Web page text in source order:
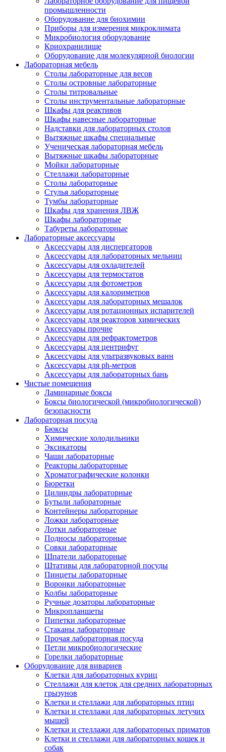
промышленности
Оборудование для биохимии
Приборы для измерения микроклимата
Микробиология оборудование
Криохранилище
Оборудование для молекулярной биологии
Лабораторная мебель
Столы лабораторные для весов
Столы островные лабораторные
Столы титровальные
Столы инструментальные лабораторные
Шкафы для реактивов
Шкафы навесные лабораторные
Надставки для лабораторных столов
Вытяжные шкафы специальные
Ученическая лабораторная мебель
Вытяжные шкафы лабораторные
Мойки лабораторные
Стеллажи лабораторные
Столы лабораторные
Стулья лабораторные
Тумбы лабораторные
Шкафы для хранения ЛВЖ
Шкафы лабораторные
Табуреты лабораторные
Лабораторные аксессуары
Аксессуары для диспергаторов
Аксессуары для лабораторных мельниц
Аксессуары для охладителей
Аксессуары для термостатов
Аксессуары для фотометров
Аксессуары для калориметров
Аксессуары для лабораторных мешалок
Аксессуары для ротационных испарителей
Аксессуары для реакторов химических
Аксессуары прочие
Аксессуары для рефрактометров
Аксессуары для центрифуг
Аксессуары для ультразвуковых ванн
Аксессуары для ph-метров
Аксессуары для лабораторных бань
Чистые помещения
Ламинарные боксы
Боксы биологической (микробиологической)
безопасности
Лабораторная посуда
Бюксы
Химические холодильники
Эксикаторы
Чаши лабораторные
Реакторы лабораторные
Хроматографические колонки
Бюретки
Цилиндры лабораторные
Бутыли лабораторные
Контейнеры лабораторные
Ложки лабораторные
Лотки лабораторные
Подносы лабораторные
Совки лабораторные
Шпатели лабораторные
Штативы для лабораторной посуды
Пинцеты лабораторные
Воронки лабораторные
Колбы лабораторные
Ручные дозаторы лабораторные
Микропланшеты
Пипетки лабораторные
Стаканы лабораторные
Прочая лабораторная посуда
Петли микробиологические
Горелки лабораторные
Оборудование для вивариев
Клетки для лабораторных куриц
Стеллажи для клеток для средних лабораторных
грызунов
Клетки и стеллажи для лабораторных птиц
Клетки и стеллажи для лабораторных летучих
мышей
Клетки и стеллажи для лабораторных приматов
Клетки и стеллажи для лабораторных кошек и
собак